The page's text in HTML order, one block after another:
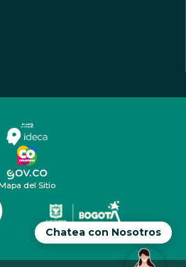
Chatea con Nosotros
del Sitio